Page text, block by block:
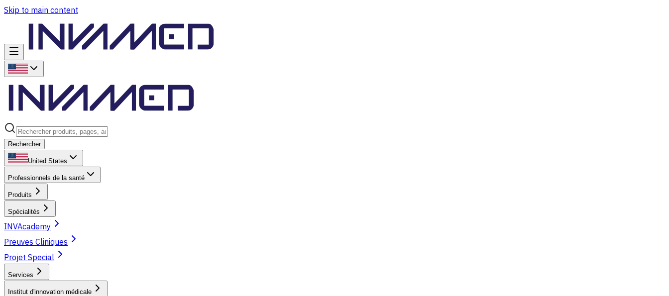
Skip to main content
Rechercher
United States
Professionnels de la santé
Produits
Spécialités
INVAcademy
Preuves Cliniques
Projet Special
Services
Institut d'innovation médicale